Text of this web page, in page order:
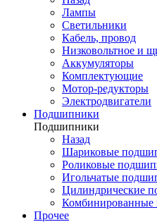
Лампы
Светильники
Кабель, провод
Низковольтное и
Аккумуляторы
Комплектующие
Мотор-редукторы
Электродвигатели
Подшипники
Подшипники
Назад
Шариковые
Роликовые
Игольчатые
Цилиндрические
Прочее